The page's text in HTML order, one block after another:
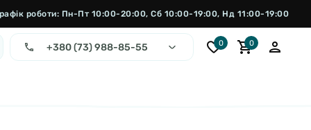
роботи: Пн-Пт 10:00-20:00, Сб 10:00-19:00, Нд 11:00-19:00
+380 (73) 988-85-55 0 0